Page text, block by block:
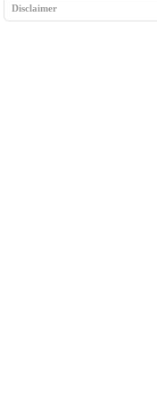
Disclaimer